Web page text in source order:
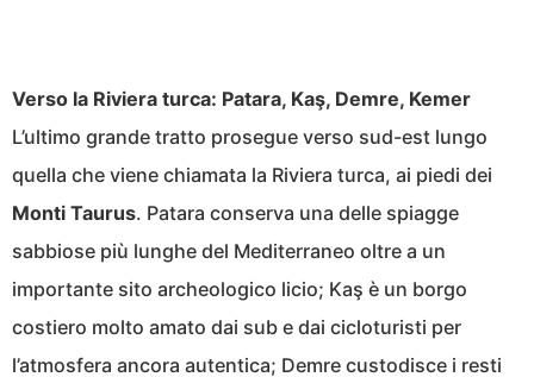
Verso la Riviera turca: Patara, Kaş, Demre, Kemer
L’ultimo grande tratto prosegue verso sud-est lungo
quella che viene chiamata la Riviera turca, ai piedi dei
Monti Taurus. Patara conserva una delle spiagge
sabbiose più lunghe del Mediterraneo oltre a un
importante sito archeologico licio; Kaş è un borgo
costiero molto amato dai sub e dai cicloturisti per
l’atmosfera ancora autentica; Demre custodisce i resti